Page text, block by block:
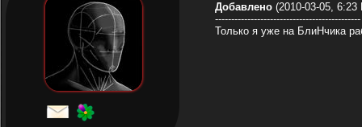
Добавлено(2010-03-05, 6:23
---------------------------------------------
Только я уже на БлиНчика